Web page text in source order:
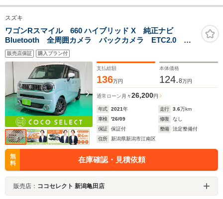
スズキ
ワゴンRスマイル 660 ハイブリッド X 純正ナビ
Bluetooth 全周囲カメラ バックカメラ ETC2.0 両
側電動スライドドア シートヒーター 衝突被害軽減ブ
レーキ コーナーセンサー ESC アイドリングストッ
プ
販売店保証 購入プラン付
支払総額
136万円
本体価格
124.8万円
通常ローン 月々26,200円
年式 2021年 走行 3.6万km
車検
'26/09 修復
なし
保証
保証付 整備
法定整備付
住所
新潟県新潟市江南区
無
料
在庫確認・見積依頼
販売店： ココセレクト 新潟亀田店